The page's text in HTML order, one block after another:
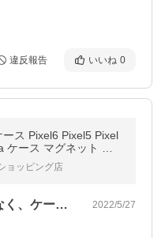
違反報告 いいね 0
ス Pixel6 Pixel5 Pixel
ース マグネット 手
ルピクセル 手帳ケー
ョッピング店
色は写真ほど明るい赤ではなく、ケース自… 2022/5/27